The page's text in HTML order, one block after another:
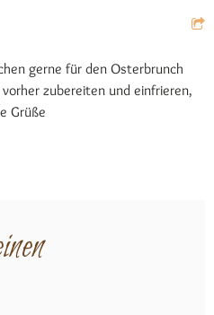
gerne für den Osterbrunch
zubereiten und einfrieren,
Grüße